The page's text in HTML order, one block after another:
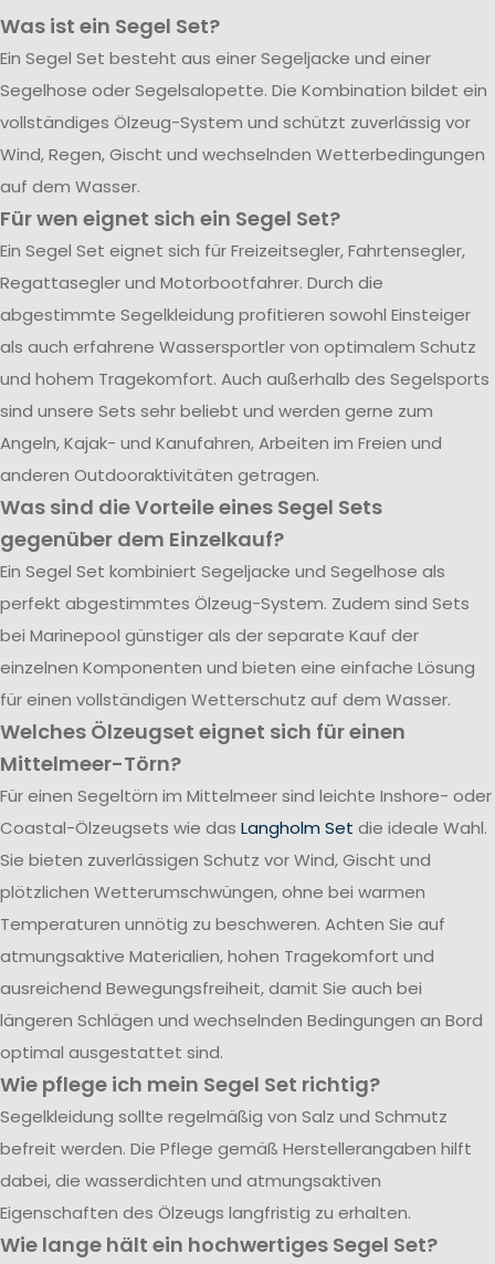
Was ist ein Segel Set?
Ein Segel Set besteht aus einer Segeljacke und einer
Segelhose oder Segelsalopette. Die Kombination bildet ein
vollständiges Ölzeug-System und schützt zuverlässig vor
Wind, Regen, Gischt und wechselnden Wetterbedingungen
auf dem Wasser.
Für wen eignet sich ein Segel Set?
Ein Segel Set eignet sich für Freizeitsegler, Fahrtensegler,
Regattasegler und Motorbootfahrer. Durch die
abgestimmte Segelkleidung profitieren sowohl Einsteiger
als auch erfahrene Wassersportler von optimalem Schutz
und hohem Tragekomfort. Auch außerhalb des Segelsports
sind unsere Sets sehr beliebt und werden gerne zum
Angeln, Kajak- und Kanufahren, Arbeiten im Freien und
anderen Outdooraktivitäten getragen.
Was sind die Vorteile eines Segel Sets
gegenüber dem Einzelkauf?
Ein Segel Set kombiniert Segeljacke und Segelhose als
perfekt abgestimmtes Ölzeug-System. Zudem sind Sets
bei Marinepool günstiger als der separate Kauf der
einzelnen Komponenten und bieten eine einfache Lösung
für einen vollständigen Wetterschutz auf dem Wasser.
Welches Ölzeugset eignet sich für einen
Mittelmeer-Törn?
Für einen Segeltörn im Mittelmeer sind leichte Inshore- oder
Coastal-Ölzeugsets wie das Langholm Set die ideale Wahl.
Sie bieten zuverlässigen Schutz vor Wind, Gischt und
plötzlichen Wetterumschwüngen, ohne bei warmen
Temperaturen unnötig zu beschweren. Achten Sie auf
atmungsaktive Materialien, hohen Tragekomfort und
ausreichend Bewegungsfreiheit, damit Sie auch bei
längeren Schlägen und wechselnden Bedingungen an Bord
optimal ausgestattet sind.
Wie pflege ich mein Segel Set richtig?
Segelkleidung sollte regelmäßig von Salz und Schmutz
befreit werden. Die Pflege gemäß Herstellerangaben hilft
dabei, die wasserdichten und atmungsaktiven
Eigenschaften des Ölzeugs langfristig zu erhalten.
Wie lange hält ein hochwertiges Segel Set?